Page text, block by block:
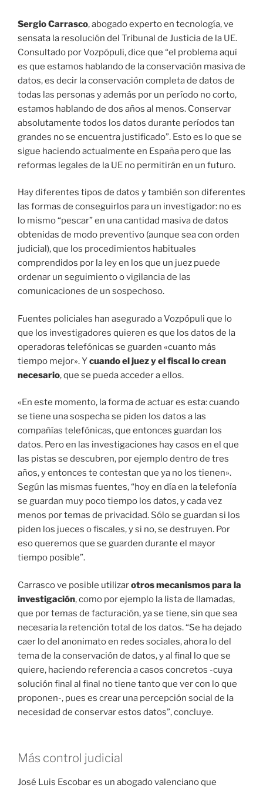
Sergio Carrasco, abogado experto en tecnología, ve
sensata la resolución del Tribunal de Justicia de la UE.
Consultado por Vozpópuli, dice que “el problema aquí
es que estamos hablando de la conservación masiva de
datos, es decir la conservación completa de datos de
todas las personas y además por un período no corto,
estamos hablando de dos años al menos. Conservar
absolutamente todos los datos durante períodos tan
grandes no se encuentra justificado”. Esto es lo que se
sigue haciendo actualmente en España pero que las
reformas legales de la UE no permitirán en un futuro.
Hay diferentes tipos de datos y también son diferentes
las formas de conseguirlos para un investigador: no es
lo mismo “pescar” en una cantidad masiva de datos
obtenidas de modo preventivo (aunque sea con orden
judicial), que los procedimientos habituales
comprendidos por la ley en los que un juez puede
ordenar un seguimiento o vigilancia de las
comunicaciones de un sospechoso.
Fuentes policiales han asegurado a Vozpópuli que lo
que los investigadores quieren es que los datos de la
operadoras telefónicas se guarden «cuanto más
tiempo mejor». Ycuando el juez y el fiscal lo crean
necesario, que se pueda acceder a ellos.
«En este momento, la forma de actuar es esta: cuando
se tiene una sospecha se piden los datos a las
compañías telefónicas, que entonces guardan los
datos. Pero en las investigaciones hay casos en el que
las pistas se descubren, por ejemplo dentro de tres
años, y entonces te contestan que ya no los tienen».
Según las mismas fuentes, “hoy en día en la telefonía
se guardan muy poco tiempo los datos, y cada vez
menos por temas de privacidad. Sólo se guardan si los
piden los jueces o fiscales, y si no, se destruyen. Por
eso queremos que se guarden durante el mayor
tiempo posible”.
Carrasco ve posible utilizarotros mecanismos para la
investigación, como por ejemplo la lista de llamadas,
que por temas de facturación, ya se tiene, sin que sea
necesaria la retención total de los datos. “Se ha dejado
caer lo del anonimato en redes sociales, ahora lo del
tema de la conservación de datos, y al final lo que se
quiere, haciendo referencia a casos concretos -cuya
solución final al final no tiene tanto que ver con lo que
proponen-, pues es crear una percepción social de la
necesidad de conservar estos datos”, concluye.
Más control judicial
José Luis Escobar es un abogado valenciano que